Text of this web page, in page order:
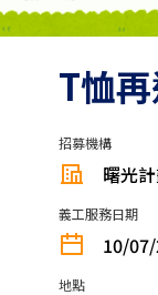
T恤
招募機構
曙光
義工服務日期
10/
地點